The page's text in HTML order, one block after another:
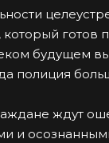
готов
будущем
полиция
ждут
и